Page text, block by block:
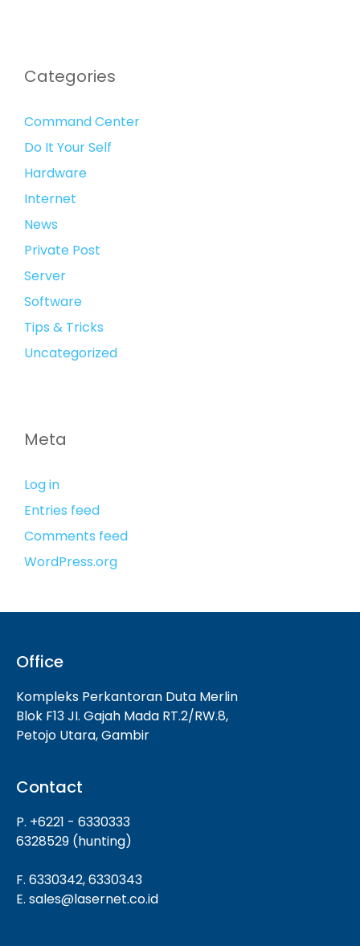
Categories
Command Center
Do It Your Self
Hardware
Internet
News
Private Post
Server
Software
Tips & Tricks
Uncategorized
Meta
Log in
Entries feed
Comments feed
WordPress.org
Office
Kompleks Perkantoran Duta Merlin
Blok F13 JI. Gajah Mada RT.2/RW.8,
Petojo Utara, Gambir
Contact
P. +6221 - 6330333
6328529 (hunting)
F. 6330342, 6330343
E. sales@lasernet.co.id